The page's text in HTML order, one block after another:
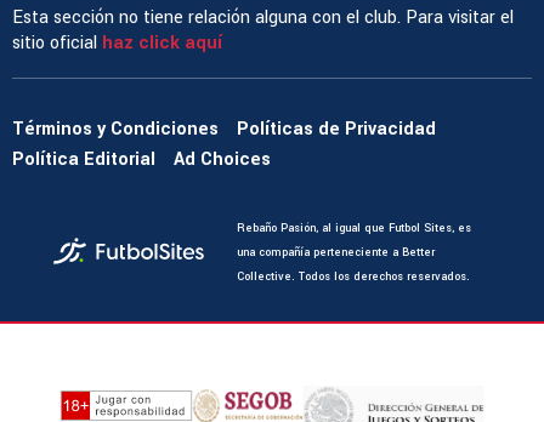
Esta sección no tiene relación alguna con el club. Para visitar el
sitio oficial haz click aquí
Términos y Condiciones
Políticas de Privacidad
Política Editorial
Ad Choices
Rebaño Pasión, al igual que Futbol Sites, es
una compañía perteneciente a Better
Collective. Todos los derechos reservados.